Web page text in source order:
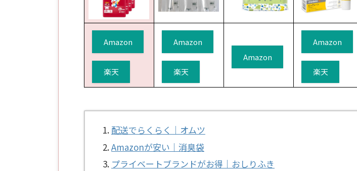
Amazon
楽天
Amazon
楽天
Amazon
Amazon
楽天
配送でらくらく｜オムツ
Amazonが安い｜消臭袋
プライベートブランドがお得｜おしりふき